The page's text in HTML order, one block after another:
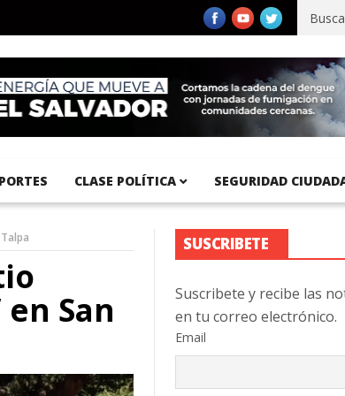
Aeropuerto Internacional del Pacífico registra 92 % de
CLASE POLÍTICA SEGURIDAD
San
SUSCRIBETE
Suscribete y recibe las
en tu correo electrónico.
Email